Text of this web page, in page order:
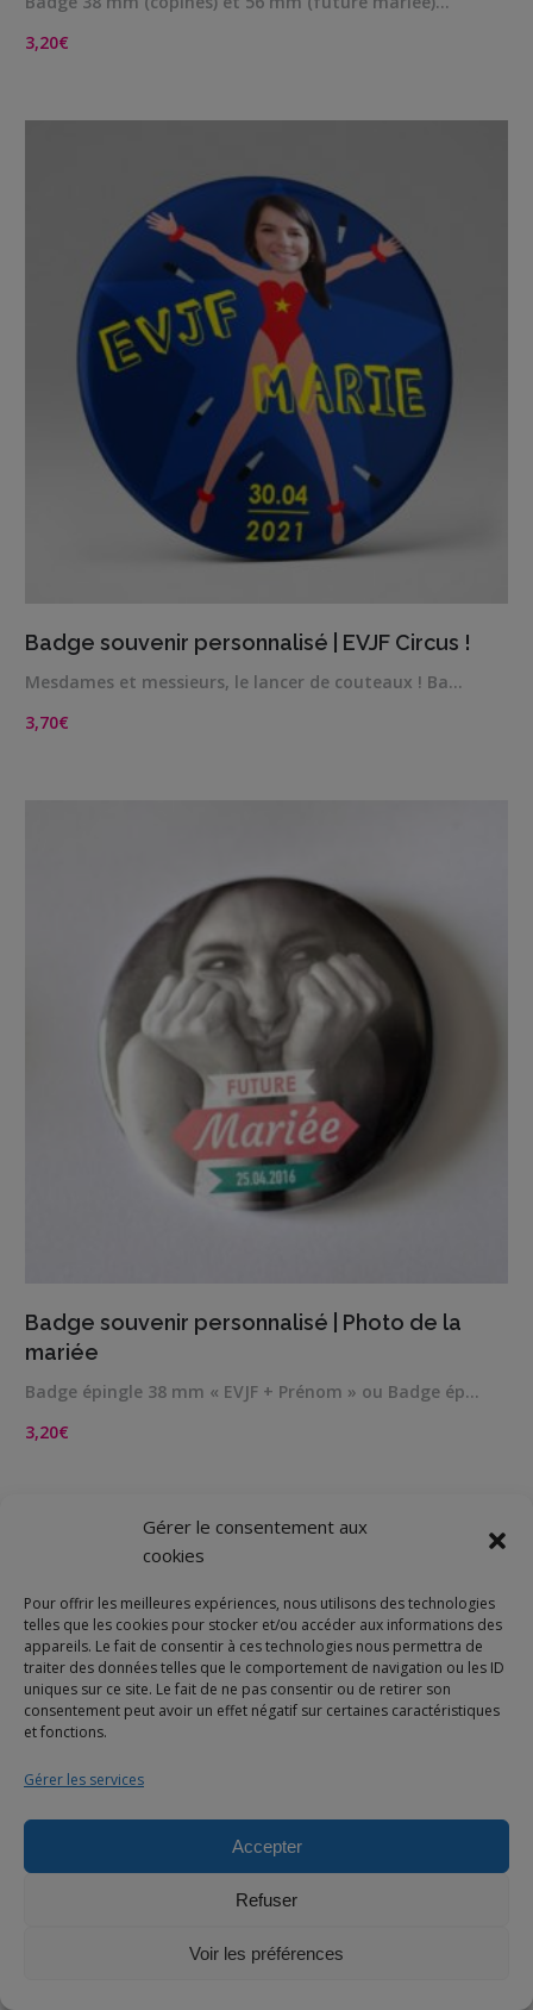
Gérer le consentement aux
cookies
Pour offrir les meilleures expériences, nous utilisons des technologies
telles que les cookies pour stocker et/ou accéder aux informations des
appareils. Le fait de consentir à ces technologies nous permettra de
traiter des données telles que le comportement de navigation ou les ID
uniques sur ce site. Le fait de ne pas consentir ou de retirer son
consentement peut avoir un effet négatif sur certaines caractéristiques
et fonctions.
Gérer les services
Accepter
Refuser
Voir les préférences
3,20€
Badge souvenir personnalisé | EVJF Circus !
Mesdames et messieurs, le lancer de couteaux ! Ba…
3,70€
Badge souvenir personnalisé | Photo de la
mariée
Badge épingle 38 mm « EVJF + Prénom » ou Badge ép…
3,20€